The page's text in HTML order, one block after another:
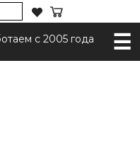
с 2005 года